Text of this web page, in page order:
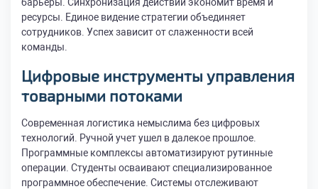
ресурсы. Единое видение стратегии объединяет
сотрудников. Успех зависит от слаженности всей
команды.
Цифровые инструменты управления
товарными потоками
Современная логистика немыслима без цифровых
технологий. Ручной учет ушел в далекое прошлое.
Программные комплексы автоматизируют рутинные
операции. Студенты осваивают специализированное
программное обеспечение. Системы отслеживают